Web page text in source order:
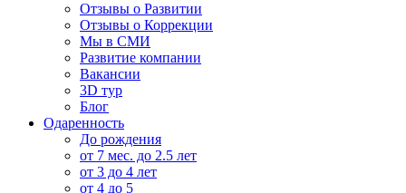
Отзывы о Развитии
Отзывы о Коррекции
Мы в СМИ
Развитие компании
Вакансии
3D тур
Блог
Одаренность
До рождения
от 7 мес. до 2.5 лет
от 3 до 4 лет
от 4 до 5